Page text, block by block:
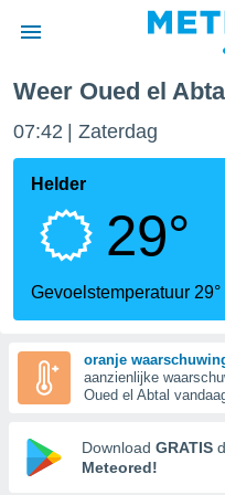
door
verstrekte
hoge
hebt de
voor
op basis
Weer Oued el
07:42 Zaterdag
Helder
29°
Gevoelstemperatuur 29°
oranje
aanzienlijke
Oued el Abtal
Download GRATIS
Meteored!